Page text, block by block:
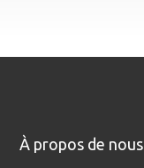
À propos de nous